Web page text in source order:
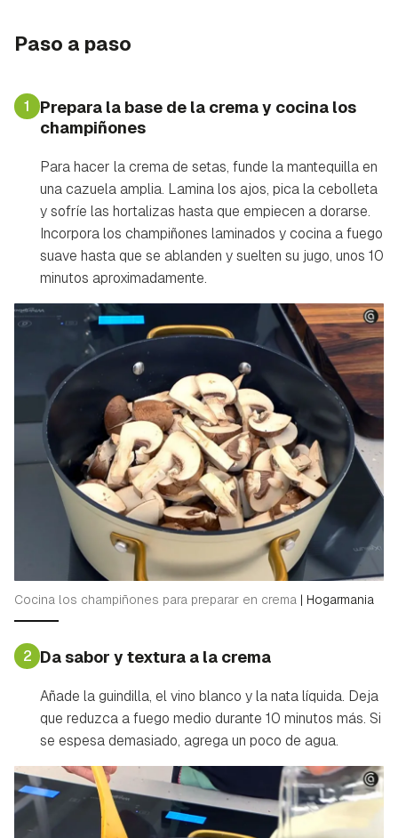
Paso a paso
1
Prepara la base de la crema y cocina los
champiñones
Para hacer la crema de setas, funde la mantequilla en
una cazuela amplia. Lamina los ajos, pica la cebolleta
y sofríe las hortalizas hasta que empiecen a dorarse.
Incorpora los champiñones laminados y cocina a fuego
suave hasta que se ablanden y suelten su jugo, unos 10
minutos aproximadamente.
Cocina los champiñones para preparar en crema | Hogarmania
2 Da sabor y textura a la crema
Añade la guindilla, el vino blanco y la nata líquida. Deja
que reduzca a fuego medio durante 10 minutos más. Si
se espesa demasiado, agrega un poco de agua.